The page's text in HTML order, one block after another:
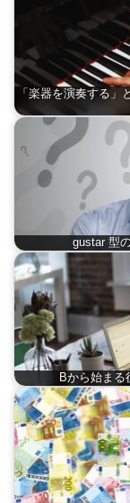
「楽器を演奏する」
gustar 型
Bから始まる